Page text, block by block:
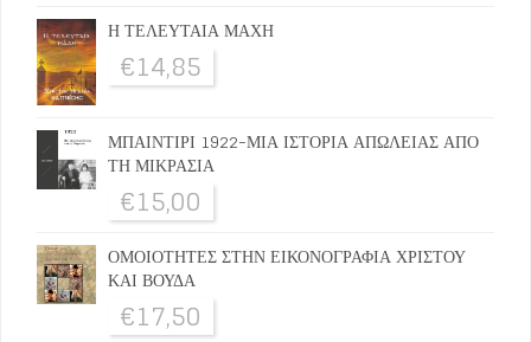
Η ΤΕΛΕΥΤΑΙΑ ΜΑΧΗ
€14,85
ΜΠΑΙΝΤΙΡΙ 1922-ΜΙΑ ΙΣΤΟΡΙΑ ΑΠΩΛΕΙΑΣ ΑΠΟ
ΤΗ ΜΙΚΡΑΣΙΑ
€15,00
ΟΜΟΙΟΤΗΤΕΣ ΣΤΗΝ ΕΙΚΟΝΟΓΡΑΦΙΑ ΧΡΙΣΤΟΥ
ΚΑΙ ΒΟΥΔΑ
€17,50